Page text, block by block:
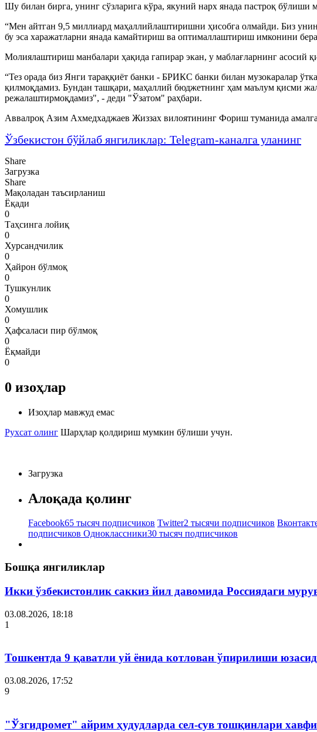
Шу билан бирга, унинг сўзларига кўра, якуний нарх янада пастроқ бўлиши
“Мен айтган 9,5 миллиард маҳаллийлаштиришни ҳисобга олмайди. Биз
бу эса харажатларни янада камайтириш ва оптималлаштириш имконини
Молиялаштириш манбалари ҳақида гапирар экан, у маблағларнинг
“Тез орада биз Янги тараққиёт банки - БРИКС банки билан музокаралар
қилмоқдамиз. Бундан ташқари, маҳаллий бюджетнинг ҳам маълум қисми
режалаштирмоқдамиз", - деди "Ўзатом" раҳбари.
Аввалроқ Азим Ахмедхаджаев Жиззах вилоятининг Фориш туманида
Ўзбекистон бўйлаб янгиликлар: Telegram-каналга уланинг
Share
Загрузка
Share
Мақоладан таъсирланиш
Ёқади
0
Таҳсинга лойиқ
0
Хурсандчилик
0
Ҳайрон бўлмоқ
0
Тушкунлик
0
Хомушлик
0
Ҳафсаласи пир бўлмоқ
0
Ёқмайди
0
0 изоҳлар
Изоҳлар мавжуд емас
Рухсат олинг Шарҳлар қолдириш мумкин бўлиши учун.
Загрузка
Алоқада қолинг
Facebook65 тысяч подписчиков Twitter2 тысячи подписчиков
подписчиков Одноклассники30 тысяч подписчиков
Бошқа янгиликлар
Икки ўзбекистонлик саккиз йил давомида Россиядаги
03.08.2026, 18:18
1
Тошкентда 9 қаватли уй ёнида котлован ўпирилиши
03.08.2026, 17:52
9
"Ўзгидромет" айрим ҳудудларда сел-сув тошқинлари